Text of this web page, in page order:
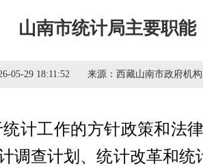
山南市统计局主要职能
05-29 18:11:52 来源： 西藏山南市政府机
统计工作的方针政策和法
调查计划、统计改革和